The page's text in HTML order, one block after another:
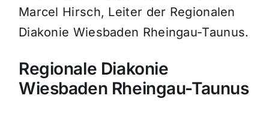
Marcel Hirsch, Leiter der Regionalen
Diakonie Wiesbaden Rheingau-Taunus.
Regionale Diakonie
Wiesbaden Rheingau-Taunus